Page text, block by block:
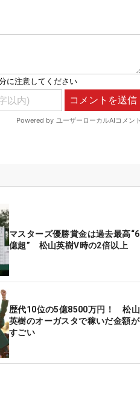
マスターズ優勝賞金は過去最高“6
億超” 松山英樹V時の2倍以上
歴代10位の5億8500万円！ 松山
英樹のオーガスタで稼いだ金額が
すごい